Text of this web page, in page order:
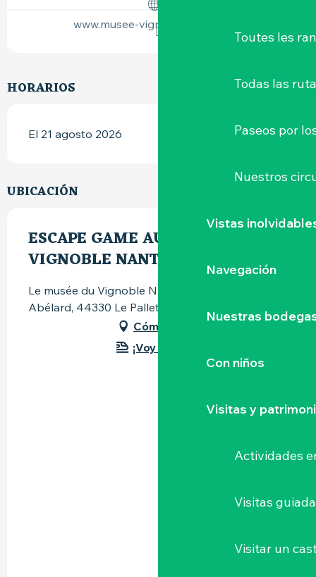
Toutes les
Todas las
Paseos por
Nuestros
Vistas
Navegación
Nuestras
Con niños
Visitas y
Actividades
Visitas
Visitar un
www.musee-vignoble-nantais.eu
HORARIOS
El 21 agosto 2026
UBICACIÓN
ESCAPE GAME AU MUSÉE DU
VIGNOBLE NANTAIS
Le musée du Vignoble Nantais, 82 rue Pierre-
Abélard, 44330 Le Pallet
Cómo llegar
¡Voy en tren!